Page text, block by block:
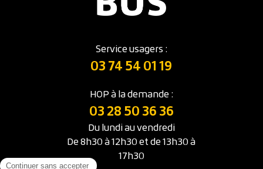
Service usagers :
03 74 54 01 19
HOP à la demande :
03 28 50 36 36
Du lundi au vendredi
De 8h30 à 12h30 et de 13h30 à
17h30